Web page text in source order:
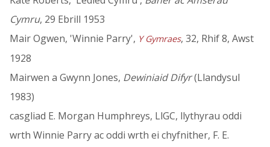
Cymru, 29 Ebrill 1953
Mair Ogwen, 'Winnie Parry', Y Gymraes, 32, Rhif 8, Awst
1928
Mairwen a Gwynn Jones, Dewiniaid Difyr(Llandysul
1983)
casgliad E. Morgan Humphreys, LlGC, llythyrau oddi
wrth Winnie Parry ac oddi wrth ei chyfnither, F. E.